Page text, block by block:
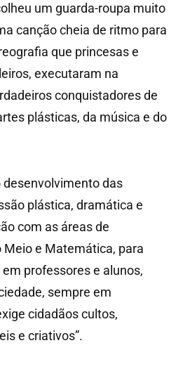
um guarda-roupa muito
canção cheia de ritmo para
que princesas e
executaram na
conquistadores de
plásticas, da música e do
desenvolvimento das
plástica, dramática e
com as áreas de
Meio e Matemática, para
professores e alunos,
sempre em
cidadãos cultos,
e criativos”.